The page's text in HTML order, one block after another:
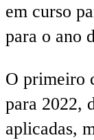
em curso
para o ano
O primeiro
para 2022,
aplicadas,